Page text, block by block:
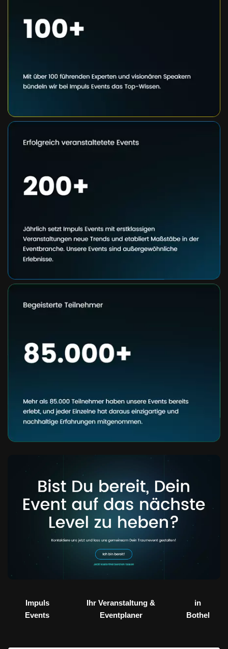
Impuls
Events
Ihr Veranstaltung &
Eventplaner
in
Bothel